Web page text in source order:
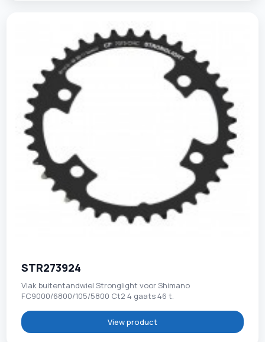
STR273924
Vlak buitentandwiel Stronglight voor Shimano
FC9000/6800/105/5800 Ct2 4 gaats 46 t.
View product